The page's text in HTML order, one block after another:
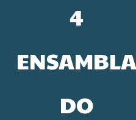
4
ENSAMBLA
DO